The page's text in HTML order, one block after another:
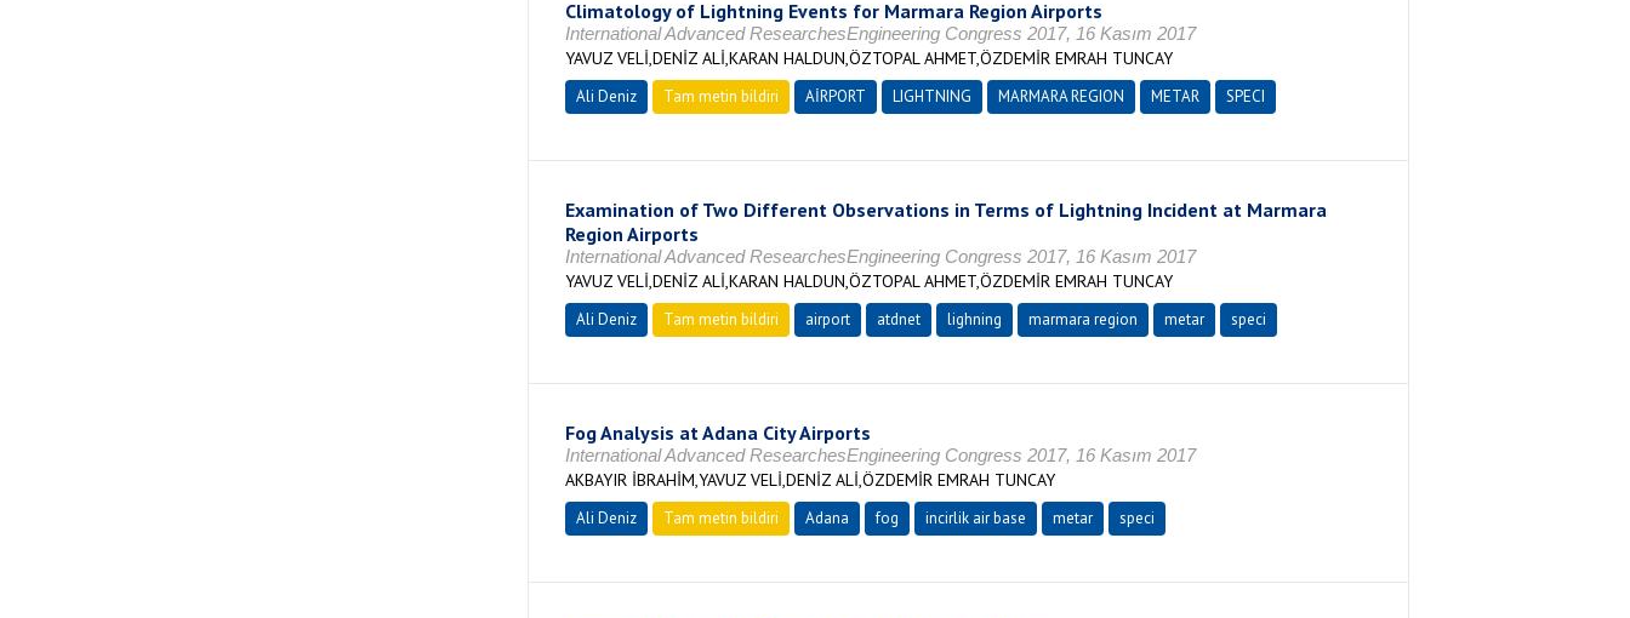
Climatology of Lightning Events for Marmara Region Airports
International Advanced ResearchesEngineering Congress 2017, 16 Kasım 2017
YAVUZ VELİ,DENİZ ALİ,KARAN HALDUN,ÖZTOPAL AHMET,ÖZDEMİR EMRAH TUNCAY
Ali Deniz Tam metin bildiri AİRPORT LIGHTNING MARMARA REGION METAR SPECI
Examination of Two Different Observations in Terms of Lightning Incident at Marmara
Region Airports
International Advanced ResearchesEngineering Congress 2017, 16 Kasım 2017
YAVUZ VELİ,DENİZ ALİ,KARAN HALDUN,ÖZTOPAL AHMET,ÖZDEMİR EMRAH TUNCAY
Ali Deniz Tam metin bildiri airport atdnet lighning marmara region metar speci
Fog Analysis at Adana City Airports
International Advanced ResearchesEngineering Congress 2017, 16 Kasım 2017
AKBAYIR İBRAHİM,YAVUZ VELİ,DENİZ ALİ,ÖZDEMİR EMRAH TUNCAY
Ali Deniz Tam metin bildiri Adana fog incirlik air base metar speci